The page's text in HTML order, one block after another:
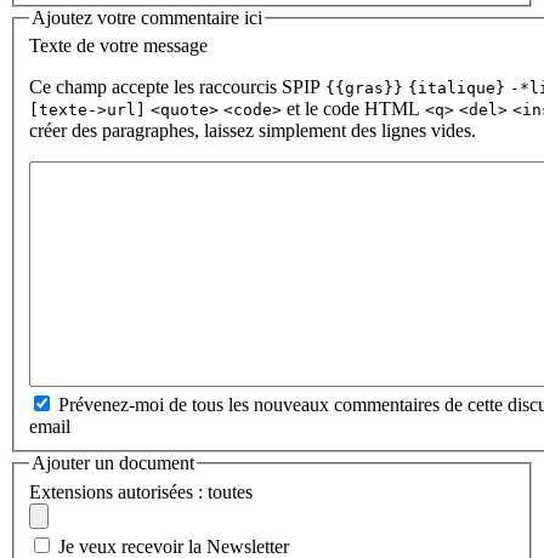
Ajoutez votre commentaire ici
Texte de votre message
Ce champ accepte les raccourcis SPIP {{gras}} {italique} -
[texte->url]
<quote> <code> et le code HTML <q> <del>
créer des paragraphes, laissez simplement des lignes vides.
Prévenez-moi de tous les nouveaux commentaires de cette
email
Ajouter un document
Extensions autorisées : toutes
Je veux recevoir la Newsletter